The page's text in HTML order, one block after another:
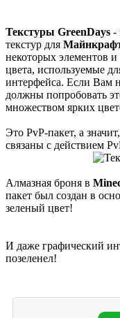
Текстуры GreenDays -
текстур для
некоторых элементов и
цвета, используемые
интерфейса. Если Вам
должны попробовать
множеством ярких
Это PvP-пакет, а
связаны с действием
Алмазная броня в
пакет был создан в
зеленый цвет!
И даже графический
позеленел!